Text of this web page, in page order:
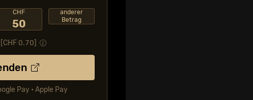
CHF
50
anderer
Betrag
0.70
Pay • Apple Pay